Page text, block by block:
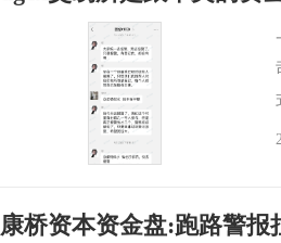
康桥资本资金盘:跑路警报